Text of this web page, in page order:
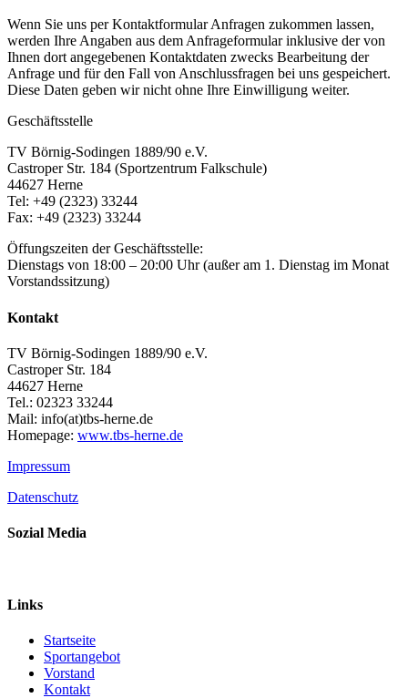
Wenn Sie uns per Kontaktformular Anfragen zukommen lassen,
werden Ihre Angaben aus dem Anfrageformular inklusive der von
Ihnen dort angegebenen Kontaktdaten zwecks Bearbeitung der
Anfrage und für den Fall von Anschlussfragen bei uns gespeichert.
Diese Daten geben wir nicht ohne Ihre Einwilligung weiter.
Geschäftsstelle
TV Börnig-Sodingen 1889/90 e.V.
Castroper Str. 184 (Sportzentrum Falkschule)
44627 Herne
Tel: +49 (2323) 33244
Fax: +49 (2323) 33244
Öffungszeiten der Geschäftsstelle:
Dienstags von 18:00 – 20:00 Uhr (außer am 1. Dienstag im Monat
Vorstandssitzung)
Kontakt
TV Börnig-Sodingen 1889/90 e.V.
Castroper Str. 184
44627 Herne
Tel.: 02323 33244
Mail: info(at)tbs-herne.de
Homepage: www.tbs-herne.de
Impressum
Datenschutz
Sozial Media
Links
Startseite
Sportangebot
Vorstand
Kontakt